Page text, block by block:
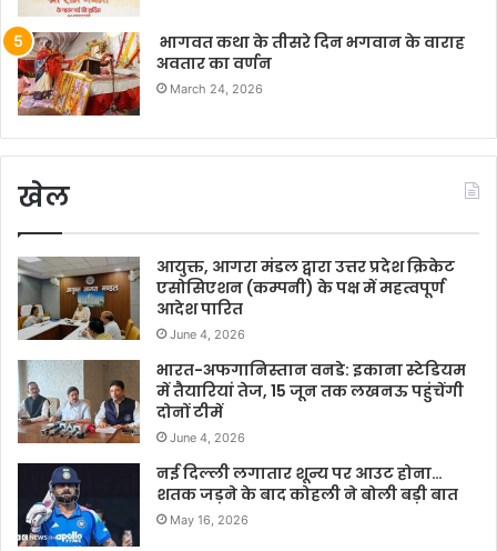
भागवत कथा के तीसरे दिन भगवान के वाराह
अवतार का वर्णन
March 24, 2026
खेल
आयुक्त, आगरा मंडल द्वारा उत्तर प्रदेश क्रिकेट
एसोसिएशन (कम्पनी) के पक्ष में महत्वपूर्ण
आदेश पारित
June 4, 2026
भारत-अफगानिस्तान वनडे: इकाना स्टेडियम
में तैयारियां तेज, 15 जून तक लखनऊ पहुंचेंगी
दोनों टीमें
June 4, 2026
नई दिल्ली लगातार शून्य पर आउट होना…
शतक जड़ने के बाद कोहली ने बोली बड़ी बात
May 16, 2026